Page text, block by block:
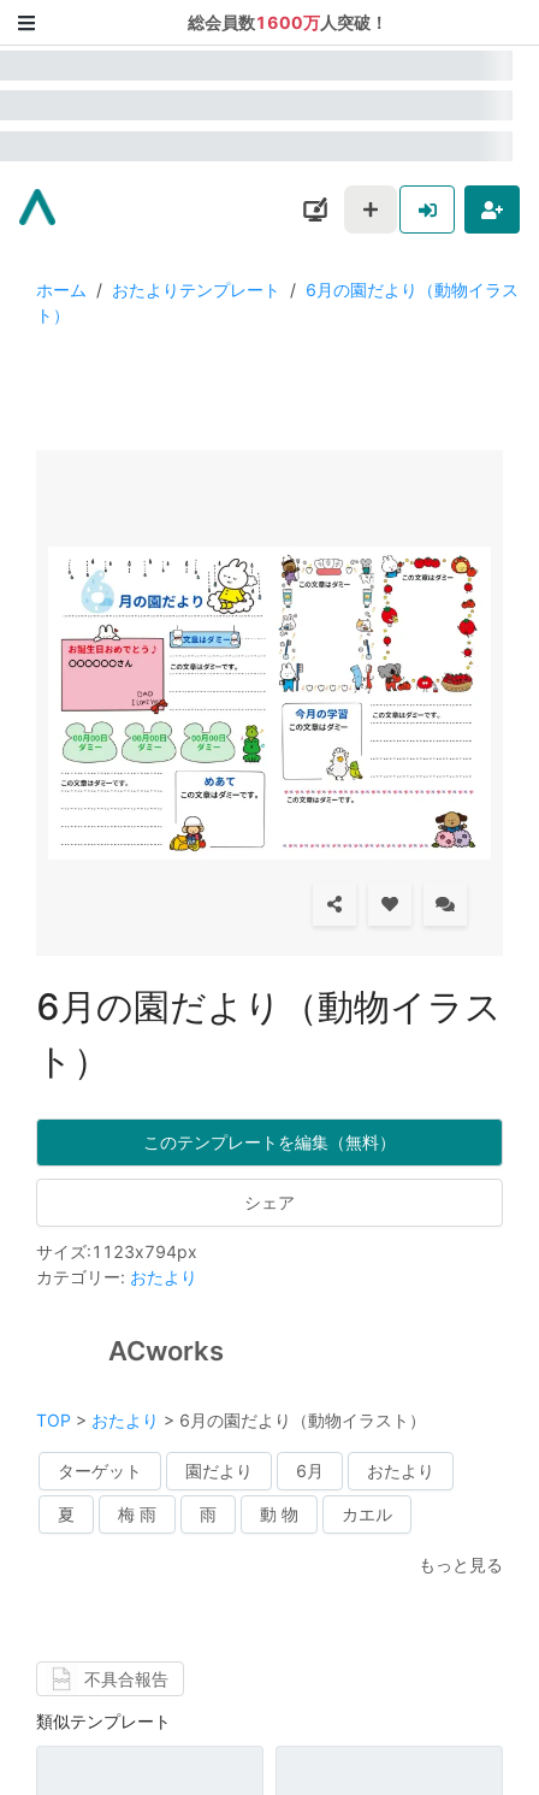
総会員数1600万人突破！
ホーム / おたよりテンプレート / 6月の園だより（動物イラス
ト）
6月の園だより（動物イラス
ト）
このテンプレートを編集（無料）
シェア
サイズ:1123x794px
カテゴリー: おたより
ACworks
TOP > おたより > 6月の園だより（動物イラスト）
ターゲット 園だより 6月 おたより
夏 梅 雨 雨 動 物 カエル
もっと見る
不具合報告
類似テンプレート